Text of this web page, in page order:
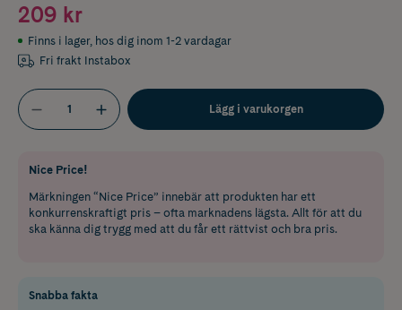
209 kr
Finns i lager, hos dig inom 1-2 vardagar
Fri frakt Instabox
Lägg i varukorgen
Nice Price!
Märkningen “Nice Price” innebär att produkten har ett
konkurrenskraftigt pris – ofta marknadens lägsta. Allt för att du
ska känna dig trygg med att du får ett rättvist och bra pris.
Snabba fakta